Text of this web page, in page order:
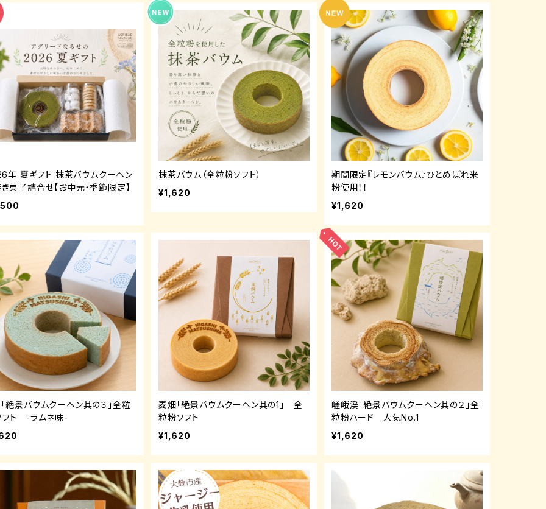
年 夏ギフト 抹茶バウムクーヘン
菓子詰合せ【お中元・季節限定】
抹茶バウム（全粒粉ソフト）
¥1,620
期間限定『レモンバウム』ひとめぼれ米
粉使用！！
¥1,620
絶景バウムクーヘン其の３」全粒
フト -ラムネ味-
麦畑「絶景バウムクーヘン其の1」 全
粒粉ソフト
¥1,620
嵯峨渓「絶景バウムクーヘン其の２」全
粒粉ハード 人気No.1
¥1,620